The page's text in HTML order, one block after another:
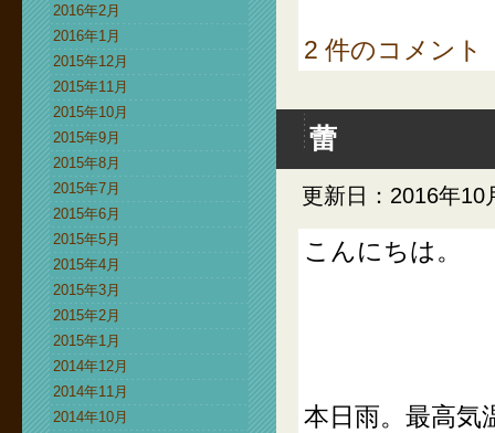
2016年2月
2016年1月
2015年12月
2015年11月
2015年10月
2015年9月
2015年8月
2015年7月
2015年6月
2015年5月
2015年4月
2015年3月
2015年2月
2015年1月
2014年12月
2014年11月
2014年10月
2 件のコメント
蕾
更新日：2016年10
こんにちは。
本日雨。最高気